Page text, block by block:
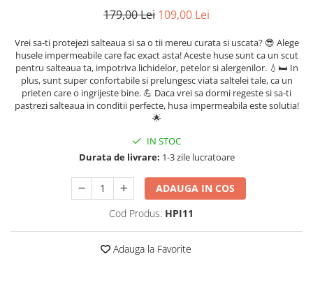
Lenjerii De Pat Volanase
2 Persoane
Lenjerii De Pat Jacquard
Lenjerii De Pat Catifea
Lenjerii De Pat Cocolino
Artificiala De Iepure, 6 Piese, 2
Set Lenjerie Pat Blanita Iepure, 6
Piese, Cu Pilota Inclusa
Lenjerii De Pat Premium Collection
Pilota / Cuvertura Inclusa
Set Lenjerie De Pat Jacquard Regal,
179,00 Lei 109,00 Lei
Vrei sa-ti protejezi salteaua si sa o tii mereu curata si uscata? 😎 Alege
husele impermeabile care fac exact asta! Aceste huse sunt ca un scut
pentru salteaua ta, impotriva lichidelor, petelor si alergenilor. 💧🛏️ In
plus, sunt super confortabile si prelungesc viata saltelei tale, ca un
prieten care o ingrijeste bine. 💪 Daca vrei sa dormi regeste si sa-ti
pastrezi salteaua in conditii perfecte, husa impermeabila este solutia!
🌟
IN STOC
Durata de livrare: 1-3 zile lucratoare
ADAUGA IN COS
Cod Produs: HPI11
Adauga la Favorite